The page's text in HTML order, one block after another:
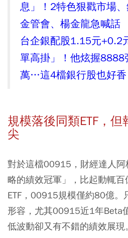
息」！2特色狠戳市場
金管會、楊金龍急喊話
台企銀配股1.15元+0.2
單高掛」！他炫握
萬…這4檔銀行股也好香
規模落後同類ETF，
尖
對於這檔00915，財經達人
略的績效冠軍」，比起動輒
ETF，00915規模僅約80億。
形容，尤其00915近1年Beta
低波動卻又有不錯的績效展現。